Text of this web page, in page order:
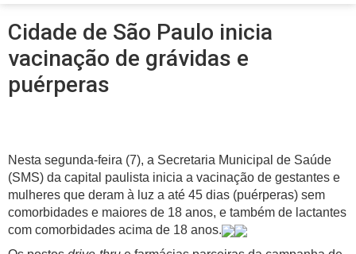
Cidade de São Paulo inicia
vacinação de grávidas e
puérperas
Nesta segunda-feira (7), a Secretaria Municipal de Saúde
(SMS) da capital paulista inicia a vacinação de gestantes e
mulheres que deram à luz a até 45 dias (puérperas) sem
comorbidades e maiores de 18 anos, e também de lactantes
com comorbidades acima de 18 anos.